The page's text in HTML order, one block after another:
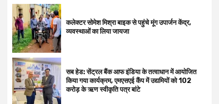
कलेक्टर सोमेश मिश्रा बाइक से पहुंचे मूंग उपार्जन केंद्र,
व्यवस्थाओं का लिया जायजा
सब हेड: सेंट्रल बैंक आफ इंडिया के तत्वाधान में आयोजित
किया गया कार्यक्रम, एमएसएई कैंप में उद्यमियों को 102
करोड़ के ऋण स्वीकृति पत्र बांटे